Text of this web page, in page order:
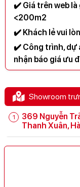
✔️ Giá trên web là
<200m2
✔️ Khách lẻ vui
✔️ Công trình, dự
nhận báo giá ưu
Showroom
369 Nguyễn
Thanh Xuân,